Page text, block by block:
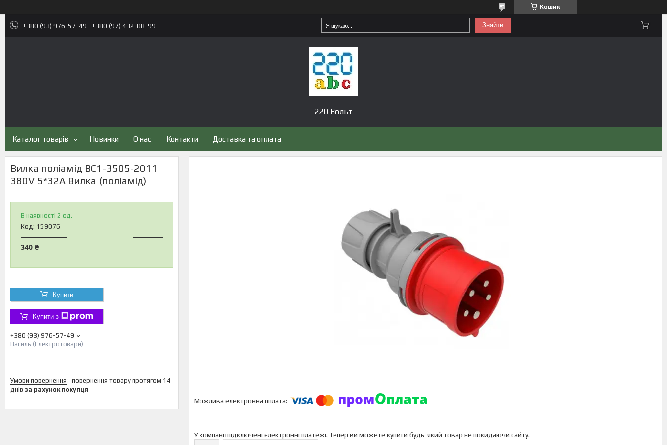
Кошик
+380 (93) 976-57-49 +380 (97) 432-08-99 Знайти
220 Вольт
Каталог товарів Новинки О нас Контакти Доставка та оплата
Вилка поліамід BC1-3505-2011
380V 5*32A Вилка (поліамід)
В наявності 2 од.
Код: 159076
340 ₴
Купити
Купити з
+380 (93) 976-57-49
Василь (Електротовари)
повернення товару протягом 14
днів за рахунок покупця
У компанії підключені електронні платежі. Тепер ви можете купити будь-який товар не покидаючи сайту.